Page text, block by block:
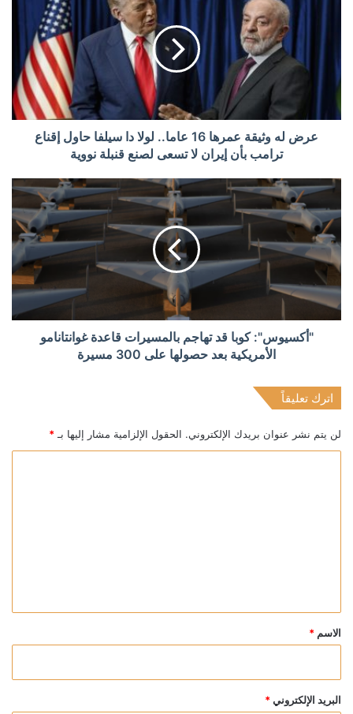
عرض له وثيقة عمرها 16 عاما.. لولا دا سيلفا حاول إقناع
ترامب بأن إيران لا تسعى لصنع قنبلة نووية
"أكسيوس": كوبا قد تهاجم بالمسيرات قاعدة غوانتانامو
الأمريكية بعد حصولها على 300 مسيرة
اترك تعليقاً
لن يتم نشر عنوان بريدك الإلكتروني. الحقول الإلزامية مشار إليها بـ *
*
الاسم *
البريد الإلكتروني *